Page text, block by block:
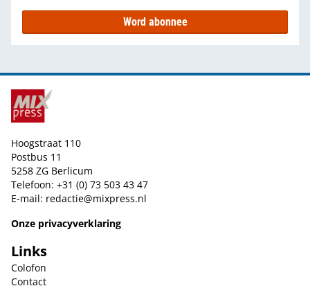
Word abonnee
Hoogstraat 110
Postbus 11
5258 ZG Berlicum
Telefoon: +31 (0) 73 503 43 47
E-mail: redactie@mixpress.nl
Onze privacyverklaring
Links
Colofon
Contact